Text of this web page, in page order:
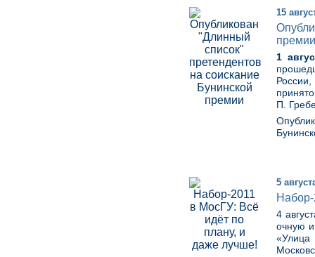
15
премии
1
П.
5
4
очную